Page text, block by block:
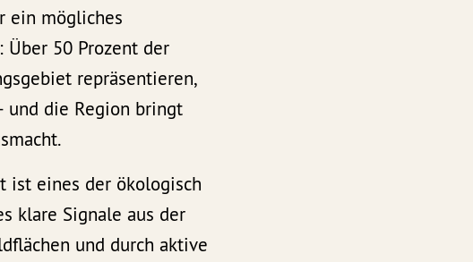
ein mögliches
Über 50 Prozent der
repräsentieren,
und die Region bringt
ist eines der ökologisch
klare Signale aus der
und durch aktive